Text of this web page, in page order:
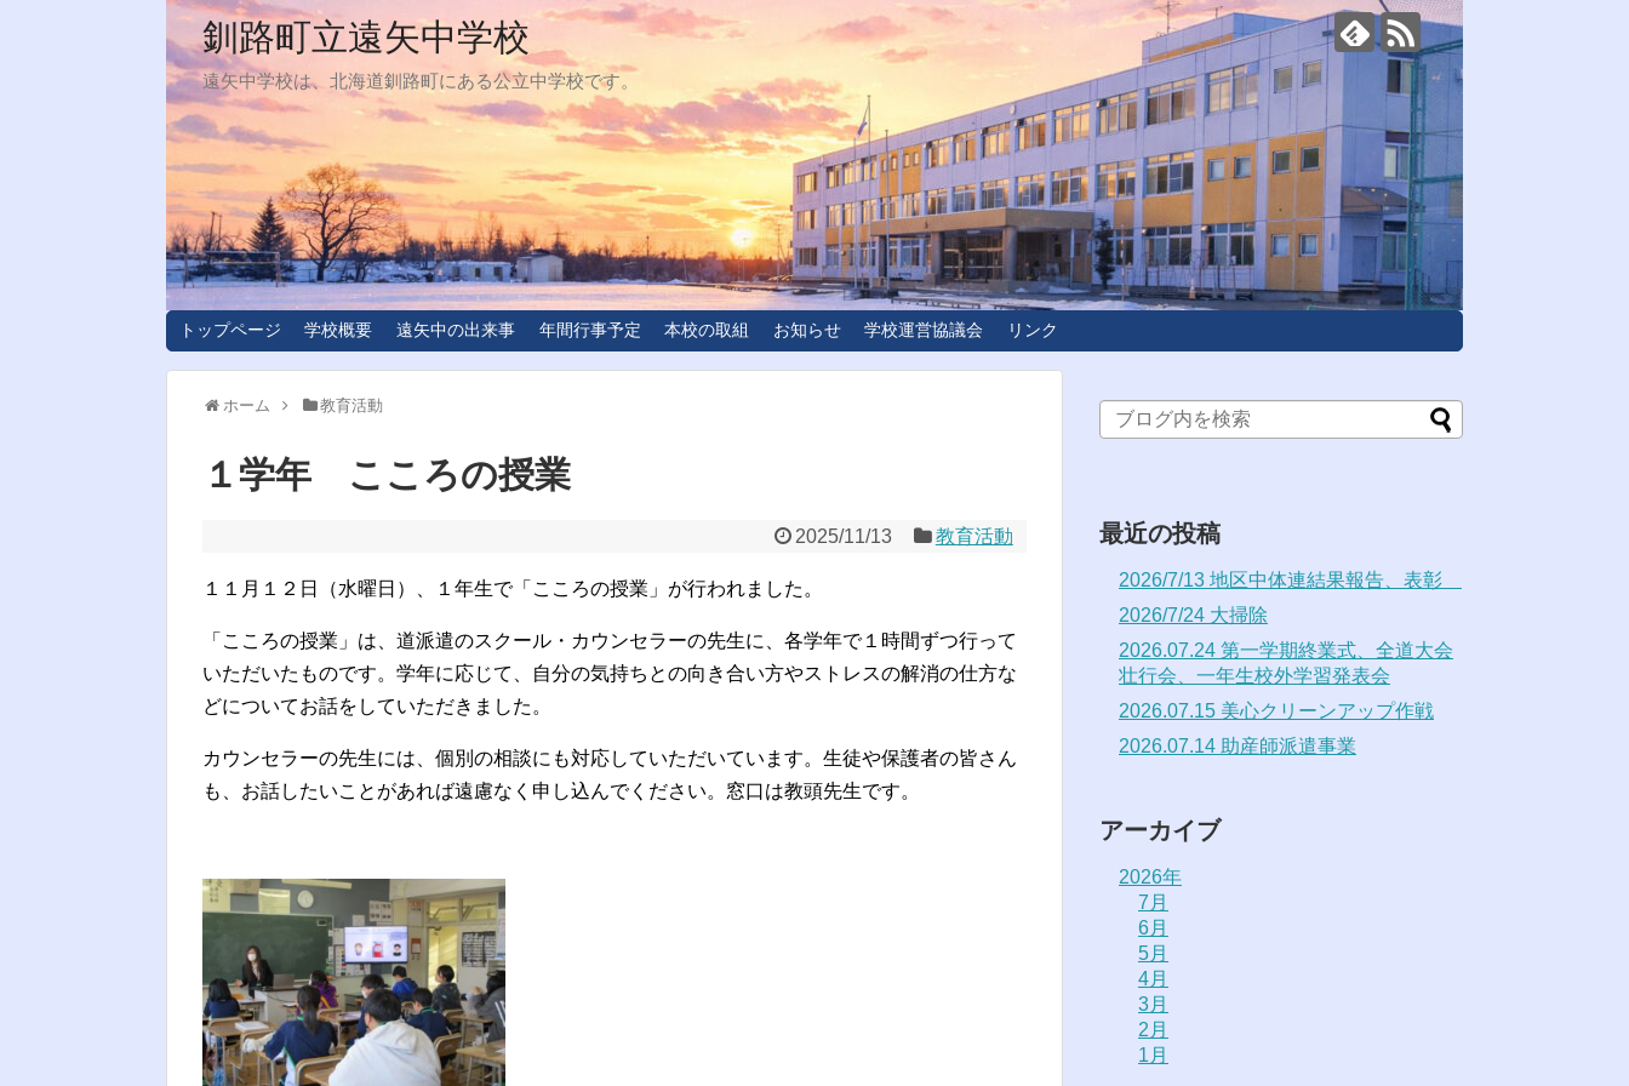
釧路町立遠矢中学校
遠矢中学校は、北海道釧路町にある公立中学校です。
トップページ 学校概要 遠矢中の出来事 年間行事予定 本校の取組 お知らせ 学校運営協議会 リンク
ホーム 教育活動
１学年 こころの授業
2025/11/13 教育活動
１１月１２日（水曜日）、１年生で「こころの授業」が行われました。
「こころの授業」は、道派遣のスクール・カウンセラーの先生に、各学年で１時間ずつ行って
いただいたものです。学年に応じて、自分の気持ちとの向き合い方やストレスの解消の仕方な
どについてお話をしていただきました。
カウンセラーの先生には、個別の相談にも対応していただいています。生徒や保護者の皆さん
も、お話したいことがあれば遠慮なく申し込んでください。窓口は教頭先生です。
最近の投稿
2026/7/13 地区中体連結果報告、表彰
2026/7/24 大掃除
2026.07.24 第一学期終業式、全道大会
壮行会、一年生校外学習発表会
2026.07.15 美心クリーンアップ作戦
2026.07.14 助産師派遣事業
アーカイブ
2026年
7月
6月
5月
4月
3月
2月
1月